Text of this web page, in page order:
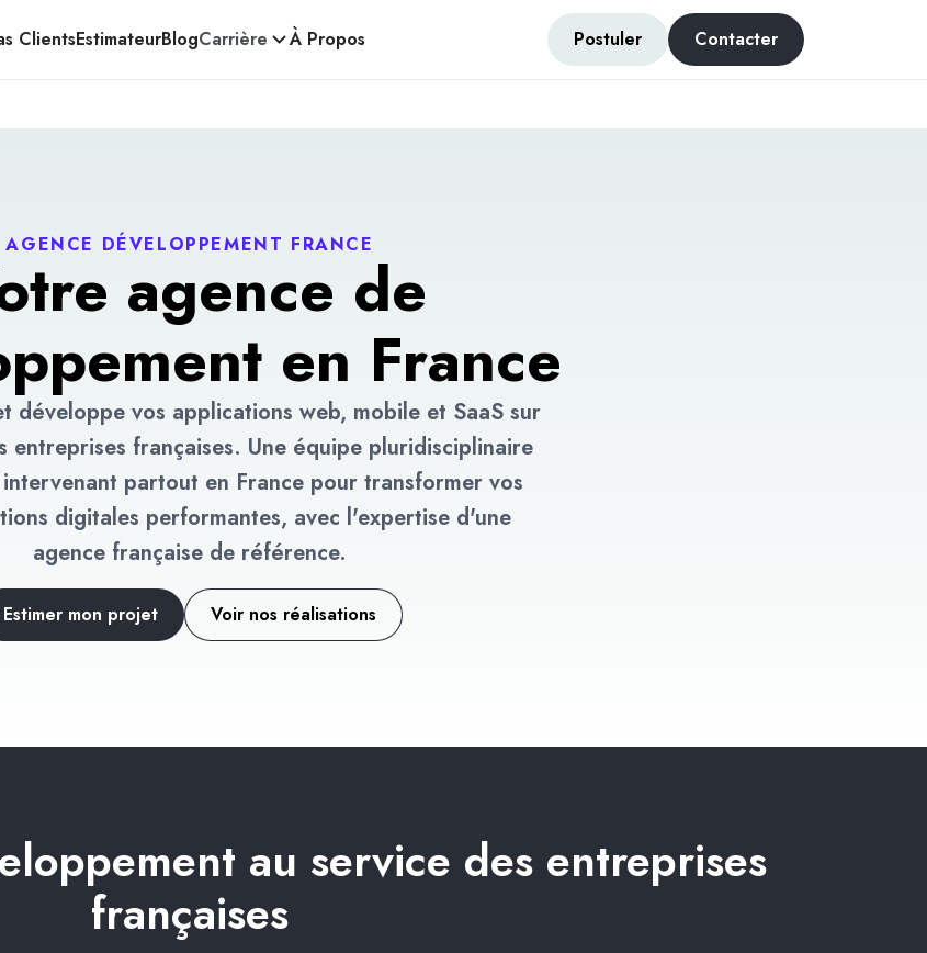
ClientsEstimateurBlogCarrière À Propos Postuler Contacter
AGENCE DÉVELOPPEMENT FRANCE
agence de
en France
développe vos applications web, mobile et SaaS sur
entreprises françaises. Une équipe pluridisciplinaire
partout en France pour transformer vos
digitales performantes, avec l'expertise d'une
agence française de référence.
Estimer mon projet Voir nos réalisations
au service des entreprises
françaises